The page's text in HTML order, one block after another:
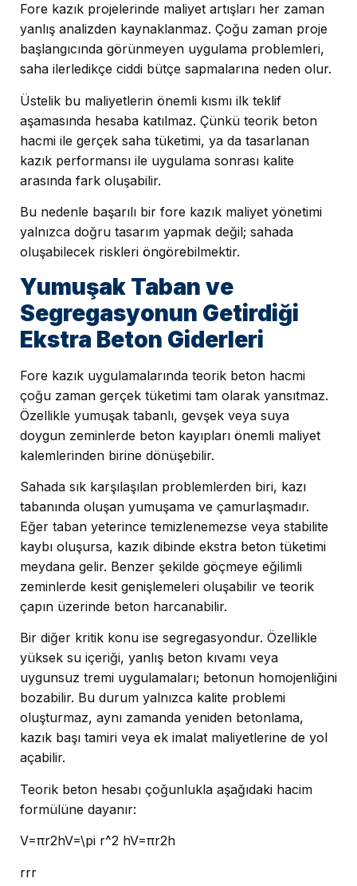
Fore kazık projelerinde maliyet artışları her zaman
yanlış analizden kaynaklanmaz. Çoğu zaman proje
başlangıcında görünmeyen uygulama problemleri,
saha ilerledikçe ciddi bütçe sapmalarına neden olur.
Üstelik bu maliyetlerin önemli kısmı ilk teklif
aşamasında hesaba katılmaz. Çünkü teorik beton
hacmi ile gerçek saha tüketimi, ya da tasarlanan
kazık performansı ile uygulama sonrası kalite
arasında fark oluşabilir.
Bu nedenle başarılı bir fore kazık maliyet yönetimi
yalnızca doğru tasarım yapmak değil; sahada
oluşabilecek riskleri öngörebilmektir.
Yumuşak Taban ve
Segregasyonun Getirdiği
Ekstra Beton Giderleri
Fore kazık uygulamalarında teorik beton hacmi
çoğu zaman gerçek tüketimi tam olarak yansıtmaz.
Özellikle yumuşak tabanlı, gevşek veya suya
doygun zeminlerde beton kayıpları önemli maliyet
kalemlerinden birine dönüşebilir.
Sahada sık karşılaşılan problemlerden biri, kazı
tabanında oluşan yumuşama ve çamurlaşmadır.
Eğer taban yeterince temizlenemezse veya stabilite
kaybı oluşursa, kazık dibinde ekstra beton tüketimi
meydana gelir. Benzer şekilde göçmeye eğilimli
zeminlerde kesit genişlemeleri oluşabilir ve teorik
çapın üzerinde beton harcanabilir.
Bir diğer kritik konu ise segregasyondur. Özellikle
yüksek su içeriği, yanlış beton kıvamı veya
uygunsuz tremi uygulamaları; betonun homojenliğini
bozabilir. Bu durum yalnızca kalite problemi
oluşturmaz, aynı zamanda yeniden betonlama,
kazık başı tamiri veya ek imalat maliyetlerine de yol
açabilir.
Teorik beton hesabı çoğunlukla aşağıdaki hacim
formülüne dayanır:
V=πr2hV=\pi r^2 hV=πr2h
rrr